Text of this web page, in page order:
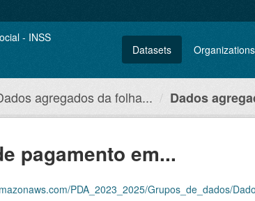
Datasets Organizations
agregados da folha... Dados
pagamento em...